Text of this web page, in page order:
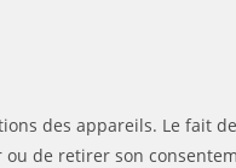
des appareils. Le fait
de retirer son